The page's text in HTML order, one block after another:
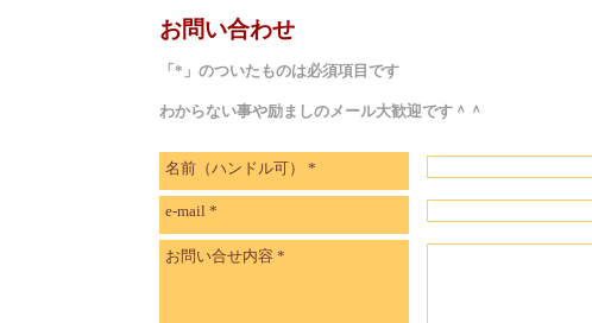
お問い合わせ
「*」のついたものは必須項目です
わからない事や励ましのメール大歓迎です＾＾
名前（ハンドル可）*
e-mail*
お問い合せ内容*